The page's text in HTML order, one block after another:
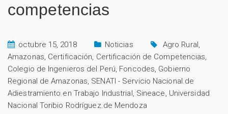
competencias
octubre 15, 2018 Noticias Agro Rural,
Amazonas, Certificación, Certificación de Competencias,
Colegio de Ingenieros del Perú, Foncodes, Gobierno
Regional de Amazonas, SENATI - Servicio Nacional de
Adiestramiento en Trabajo Industrial, Sineace, Universidad
Nacional Toribio Rodríguez de Mendoza